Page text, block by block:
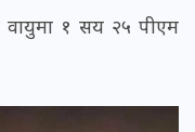
वायुमा १ सय २५ पीएम